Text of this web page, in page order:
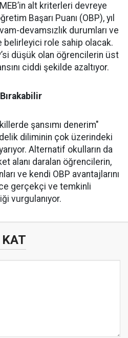
alt kriterleri devreye
Başarı Puanı (OBP), yıl
devamsızlık durumları ve
role sahip olacak.
düşük olan öğrencilerin üst
ciddi şekilde azaltıyor.
şansımı denerim"
diliminin çok üzerindeki
Alternatif okulların da
alanı daralan öğrencilerin,
ve kendi OBP avantajlarını
gerçekçi ve temkinli
vurgulanıyor.